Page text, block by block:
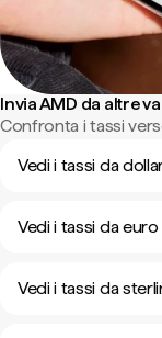
Invia AMD da altre
Confronta i tassi
Vedi i tassi da
Vedi i tassi da
Vedi i tassi da